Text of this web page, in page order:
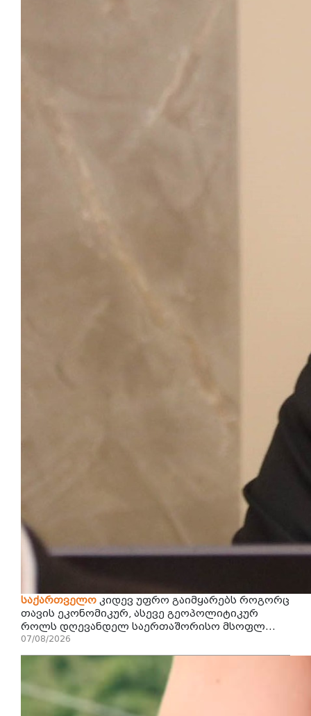
საქართველო კიდევ უფრო გაიმყარებს როგორც
თავის ეკონომიკურ, ასევე გეოპოლიტიკურ
როლს დღევანდელ საერთაშორისო მსოფლ...
07/08/2026